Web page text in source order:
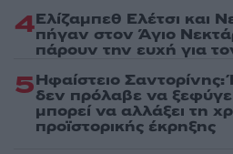
4Ελίζαμπεθ Ελέτσι και
πήγαν στον Άγιο
πάρουν την ευχή για
5Ηφαίστειο
δεν πρόλαβε να
μπορεί να αλλάξει τη
προϊστορικής έκρηξης